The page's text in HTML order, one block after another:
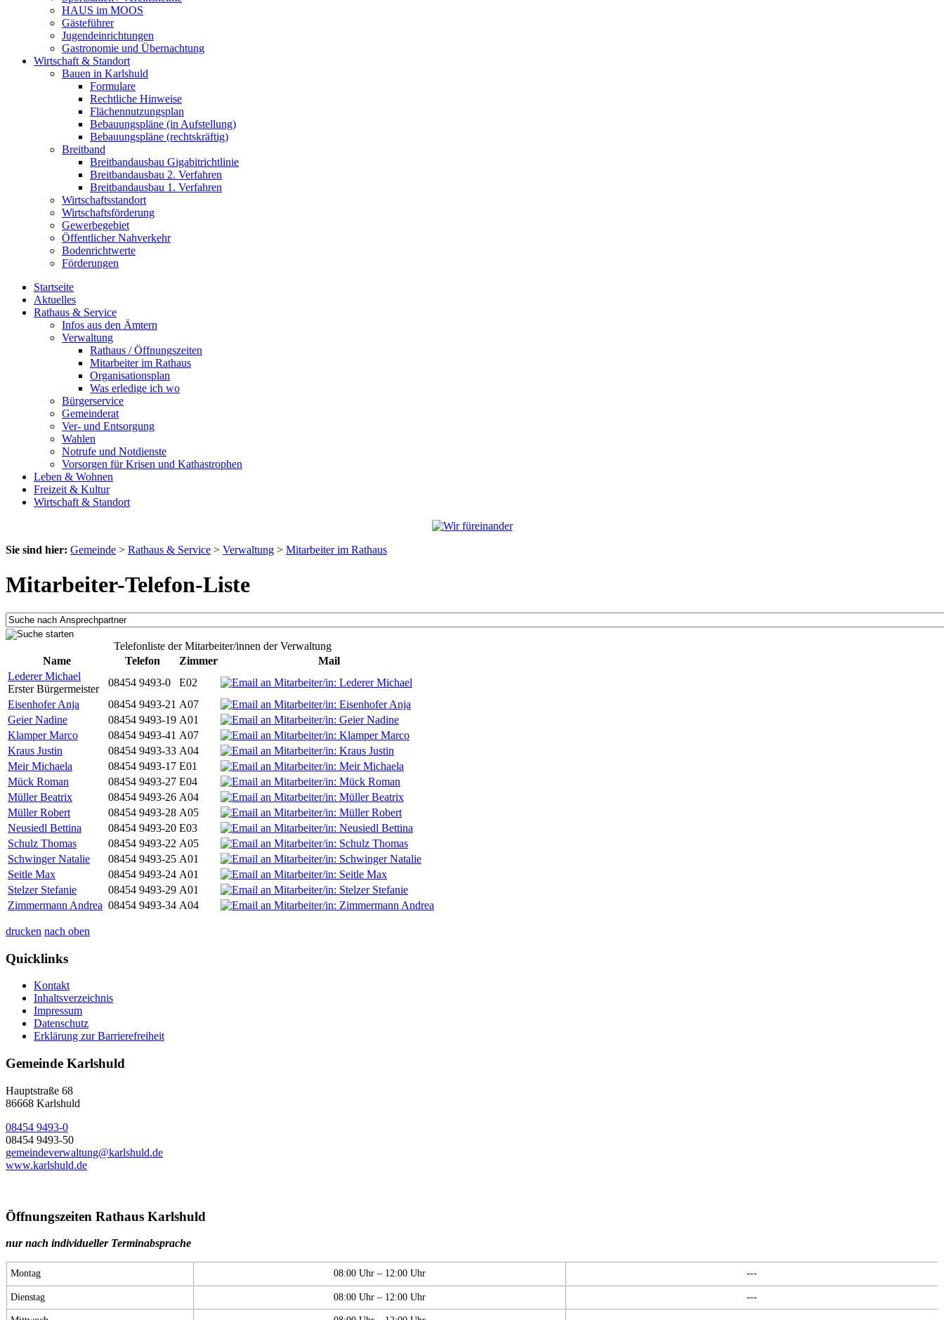
HAUS im MOOS
Gästeführer
Jugendeinrichtungen
Gastronomie und Übernachtung
Wirtschaft & Standort
Bauen in Karlshuld
Formulare
Rechtliche Hinweise
Flächennutzungsplan
Bebauungspläne (in Aufstellung)
Bebauungspläne (rechtskräftig)
Breitband
Breitbandausbau Gigabitrichtlinie
Breitbandausbau 2. Verfahren
Breitbandausbau 1. Verfahren
Wirtschaftsstandort
Wirtschaftsförderung
Gewerbegebiet
Öffentlicher Nahverkehr
Bodenrichtwerte
Förderungen
Startseite
Aktuelles
Rathaus & Service
Infos aus den Ämtern
Verwaltung
Rathaus / Öffnungszeiten
Mitarbeiter im Rathaus
Organisationsplan
Was erledige ich wo
Bürgerservice
Gemeinderat
Ver- und Entsorgung
Wahlen
Notrufe und Notdienste
Vorsorgen für Krisen und Kathastrophen
Leben & Wohnen
Freizeit & Kultur
Wirtschaft & Standort
Sie sind hier: Gemeinde > Rathaus & Service > Verwaltung > Mitarbeiter im Rathaus
Mitarbeiter-Telefon-Liste
Telefonliste der Mitarbeiter/innen der Verwaltung
Name
Telefon Zimmer
Mail
Lederer Michael
Erster Bürgermeister
08454 9493-0
E02
Eisenhofer Anja
08454 9493-21 A07
Geier Nadine
08454 9493-19 A01
Klamper Marco
08454 9493-41 A07
Kraus Justin
08454 9493-33 A04
Meir Michaela
08454 9493-17 E01
Mück Roman
08454 9493-27 E04
Müller Beatrix
08454 9493-26 A04
Müller Robert
08454 9493-28 A05
Neusiedl Bettina
08454 9493-20 E03
Schulz Thomas
08454 9493-22 A05
Schwinger Natalie
08454 9493-25 A01
Seitle Max
08454 9493-24 A01
Stelzer Stefanie
08454 9493-29 A01
Zimmermann Andrea 08454 9493-34 A04
drucken nach oben
Quicklinks
Kontakt
Inhaltsverzeichnis
Impressum
Datenschutz
Erklärung zur Barrierefreiheit
Gemeinde Karlshuld
Hauptstraße 68
86668 Karlshuld
08454 9493-0
08454 9493-50
gemeindeverwaltung@karlshuld.de
www.karlshuld.de
Öffnungszeiten Rathaus Karlshuld
nur nach individueller Terminabsprache
Montag 08:00 Uhr – 12:00 Uhr ---
Dienstag 08:00 Uhr – 12:00 Uhr ---